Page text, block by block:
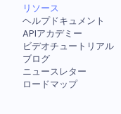
リソース
ヘルプドキュメント
APIアカデミー
ビデオチュートリアル
ブログ
ニュースレター
ロードマップ